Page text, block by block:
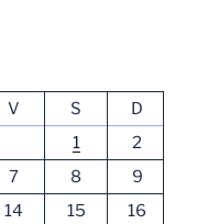
V S
D
1
2
7 8
9
14 15
16